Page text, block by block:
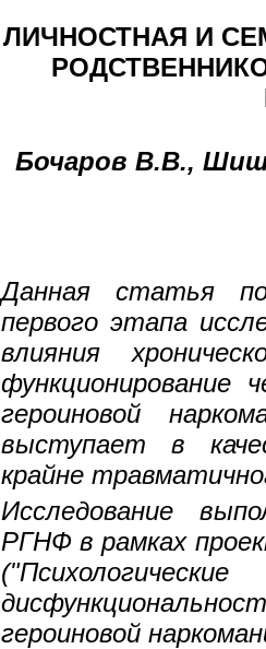
ЛИЧНОСТНАЯ И
Бочаров В.В.,
Данная статья
первого этапа
влияния
функционирование
героиновой
выступает в
крайне
Исследование
РГНФ в рамках
героиновой